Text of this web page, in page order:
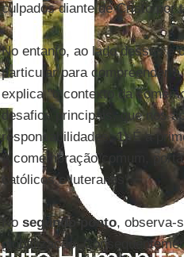
culpados diante de Cristo por
No entanto, ao lado dessas e
particular para compreender
explica "o contexto da
desafios principais, que nos
responsabilidades.1)É a
A comemoração comum,
católicos e luteranos".
No segundo ponto, observa-
globalização.